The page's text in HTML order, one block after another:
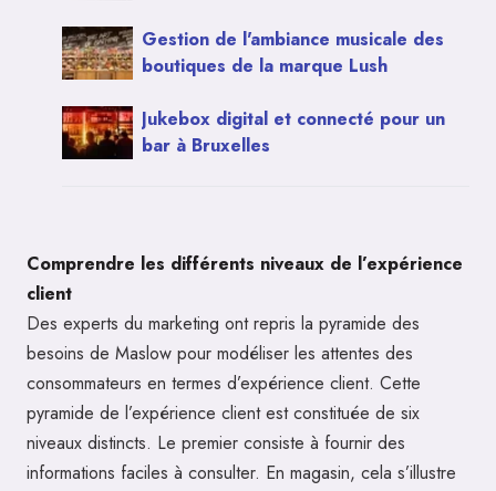
Gestion de l'ambiance musicale des
boutiques de la marque Lush
Jukebox digital et connecté pour un
bar à Bruxelles
Comprendre les différents niveaux de l’expérience
client
Des experts du marketing ont repris la pyramide des
besoins de Maslow pour modéliser les attentes des
consommateurs en termes d’expérience client. Cette
pyramide de l’expérience client est constituée de six
niveaux distincts. Le premier consiste à fournir des
informations faciles à consulter. En magasin, cela s’illustre